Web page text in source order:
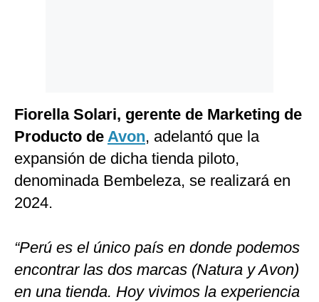
Fiorella Solari, gerente de Marketing de
Producto de Avon, adelantó que la
expansión de dicha tienda piloto,
denominada Bembeleza, se realizará en
2024.
“Perú es el único país en donde podemos
encontrar las dos marcas (Natura y Avon)
en una tienda. Hoy vivimos la experiencia